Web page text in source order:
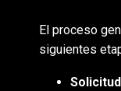
El proceso
siguientes